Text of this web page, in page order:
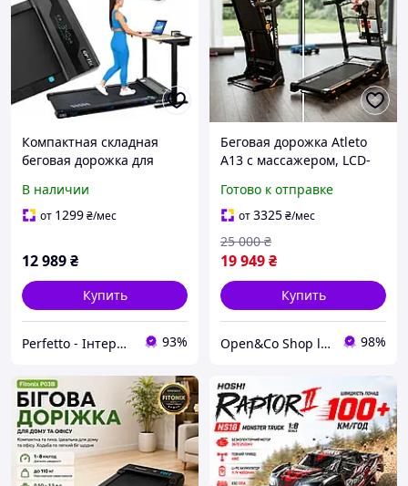
Компактная складная
беговая дорожка для
Gymtek 1-8 км/ч. до 110 кг.
Bluetooth ультратонкая
В наличии
от 1299₴/мес
12 989₴
Купить
Perfetto - Інтернет-магазин 93%
Беговая дорожка Atleto
A13 с массажером, LCD-
км/ч, двигатель 4 л.с,
USB, AUX , до 120 кг
Домашняя /Профес
Готово к отправке
от3325₴/мес
19 949₴
25 000 ₴
Купить
Open&Co Shop l Товары с Европы 98%